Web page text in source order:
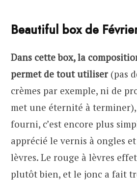
Beautiful box de
Dans cette box, la
permet de tout utiliser(pas
crèmes par exemple, ni de
met une éternité à
fourni, c’est encore plus
apprécié le vernis à ongles
lèvres. Le rouge à lèvres
plutôt bien, et le jonc a fait